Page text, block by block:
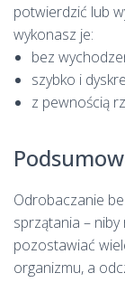
potwierdzić lub
wykonasz je:
bez
szybko i
z pewnością
Odrobaczanie
sprzątania –
pozostawiać
organizmu, a